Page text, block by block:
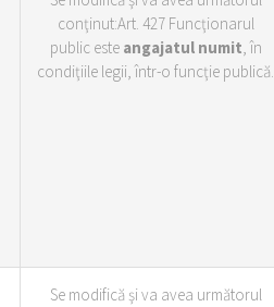
conţinut:Art. 427 Funcţionarul
public este angajatul numit, în
condiţiile legii, într-o funcţie publică.
Se modifică şi va avea următorul